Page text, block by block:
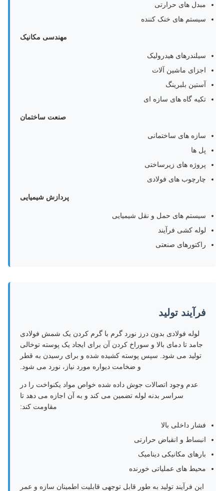
مبدل های حرارتی
سیستم های خنک کننده
مهندسی مکانیک
سیلندرهای هیدرولیک
اجزای ماشین آلات
آستین بلبرینگ
تکیه گاه های سازه ای
صنعت ساختمان
سازه های ساختمانی
پل ها
پروژه های زیرساختی
چارچوب های فولادی
پردازش شیمیایی
سیستم های حمل و نقل شیمیایی
لوله کشی فرآیند
راکتورهای صنعتی
فرآیند تولید
لوله فولادی بدون درز نورد گرم با گرم کردن یک شمش فولادی
جامد تا دمای بالا و سوراخ کردن آن برای ایجاد یک پوسته توخالی
تولید می شود. سپس پوسته کشیده شده و برای رسیدن به قطر
و ضخامت دیواره مورد نیاز، نورد می شود.
عدم وجود اتصالات جوش داده شده خواص مواد یکنواخت را در
سراسر بدنه لوله تضمین می کند و به آن اجازه می دهد تا
مقاومت کند:
فشار داخلی بالا
انبساط و انقباض حرارتی
بارهای مکانیکی دینامیک
محیط های عملیاتی خورنده
این فرآیند تولید به طور قابل توجهی قابلیت اطمینان سازه و عمر